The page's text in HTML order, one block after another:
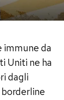
immune da
Uniti ne ha
dagli